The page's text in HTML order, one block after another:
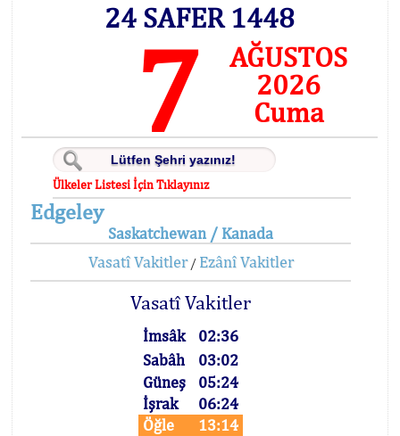
24 SAFER 1448
7
AĞUSTOS
2026
Cuma
Ülkeler Listesi İçin Tıklayınız
Edgeley
Saskatchewan / Kanada
Vasatî Vakitler/ Ezânî Vakitler
Vasatî Vakitler
İmsâk
02:36
Sabâh
03:02
Güneş
05:24
İşrak
06:24
Öğle
13:14